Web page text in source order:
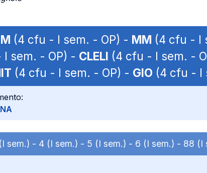
(4 cfu - I sem. - OP) - MM (4 cfu - I
sem. - OP) - CLELI (4 cfu - I sem. -
(4 cfu - I sem. - OP) - GIO (4 cfu - I
sem.) - 4 (I sem.) - 5 (I sem.) - 6 (I sem.) - 88 (I